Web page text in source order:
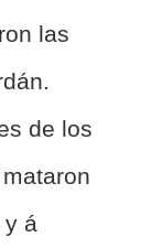
las
de los
y á